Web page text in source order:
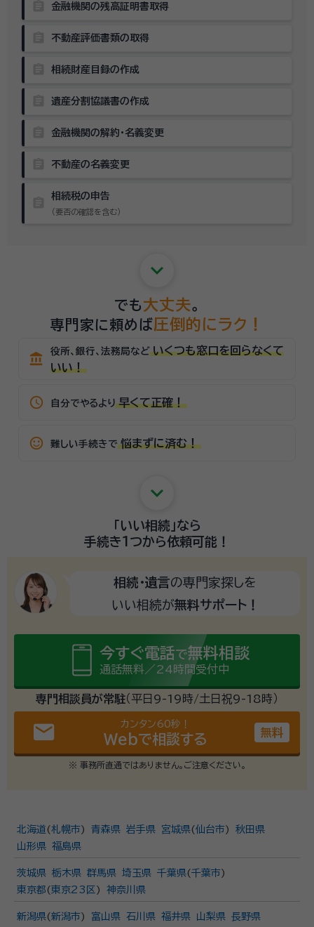
金融機関の残高証明書取得
不動産評価書類の取得
相続財産目録の作成
遺産分割協議書の作成
金融機関の解約・名義変更
不動産の名義変更
相続税の申告
（要否の確認を含む）
keyboard_arrow_down
でも 大丈夫。
専門家に頼めば圧倒的にラク！
account_balance 役所、銀行、法務局など いくつも窓口を回らなくて
いい！
schedule 自分でやるより 早くて正確！
sentiment_satisfied_alt 難しい手続きで 悩まずに済む！
keyboard_arrow_down
「いい相続」なら
手続き1つから依頼可能！
相続・遺言の専門家探しを
いい相続が無料サポート！
今すぐ電話で無料相談
通話無料／24時間受付中
専門相談員が常駐（平日9-19時/土日祝9-18時）
email カンタン60秒！
Webで相談する 無料
※ 事務所直通ではありません。ご注意ください。
北海道 (札幌市) 青森県 岩手県 宮城県(仙台市)
秋田県
山形県 福島県
茨城県 栃木県 群馬県 埼玉県 千葉県(千葉市)
東京都 ( 東京23区 ) 神奈川県
新潟県(新潟市) 富山県 石川県 福井県 山梨県 長野県